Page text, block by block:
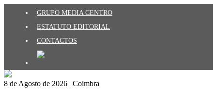
GRUPO MEDIA CENTRO
ESTATUTO EDITORIAL
CONTACTOS
8 de Agosto de 2026 | Coimbra